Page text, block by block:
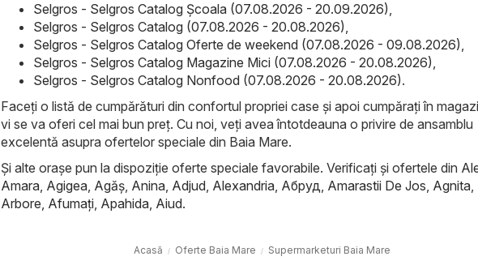
Selgros - Selgros Catalog Şcoala (07.08.2026 - 20.09.2026),
Selgros - Selgros Catalog (07.08.2026 - 20.08.2026),
Selgros - Selgros Catalog Oferte de weekend (07.08.2026 - 09.08.2026),
Selgros - Selgros Catalog Magazine Mici (07.08.2026 - 20.08.2026),
Selgros - Selgros Catalog Nonfood (07.08.2026 - 20.08.2026).
Faceți o listă de cumpărături din confortul propriei case și apoi cumpărați în
vi se va oferi cel mai bun preț. Cu noi, veți avea întotdeauna o privire de ansamblu
excelentă asupra ofertelor speciale din Baia Mare.
Și alte orașe pun la dispoziție oferte speciale favorabile. Verificați și ofertele din
Amara, Agigea, Agăş, Anina, Adjud, Alexandria, Абруд, Amarastii De Jos, Agnita,
Arbore, Afumaţi, Apahida, Aiud.
Acasă Oferte Baia Mare Supermarketuri Baia Mare